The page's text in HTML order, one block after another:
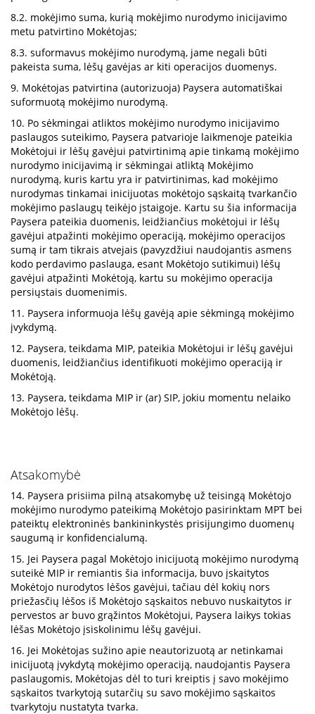
8.2. mokėjimo suma, kurią mokėjimo nurodymo inicijavimo
metu patvirtino Mokėtojas;
8.3. suformavus mokėjimo nurodymą, jame negali būti
pakeista suma, lėšų gavėjas ar kiti operacijos duomenys.
9. Mokėtojas patvirtina (autorizuoja) Paysera automatiškai
suformuotą mokėjimo nurodymą.
10. Po sėkmingai atliktos mokėjimo nurodymo inicijavimo
paslaugos suteikimo, Paysera patvarioje laikmenoje pateikia
Mokėtojui ir lėšų gavėjui patvirtinimą apie tinkamą mokėjimo
nurodymo inicijavimą ir sėkmingai atliktą Mokėjimo
nurodymą, kuris kartu yra ir patvirtinimas, kad mokėjimo
nurodymas tinkamai inicijuotas mokėtojo sąskaitą tvarkančio
mokėjimo paslaugų teikėjo įstaigoje. Kartu su šia informacija
Paysera pateikia duomenis, leidžiančius mokėtojui ir lėšų
gavėjui atpažinti mokėjimo operaciją, mokėjimo operacijos
sumą ir tam tikrais atvejais (pavyzdžiui naudojantis asmens
kodo perdavimo paslauga, esant Mokėtojo sutikimui) lėšų
gavėjui atpažinti Mokėtoją, kartu su mokėjimo operacija
persiųstais duomenimis.
11. Paysera informuoja lėšų gavėją apie sėkmingą mokėjimo
įvykdymą.
12. Paysera, teikdama MIP, pateikia Mokėtojui ir lėšų gavėjui
duomenis, leidžiančius identifikuoti mokėjimo operaciją ir
Mokėtoją.
13. Paysera, teikdama MIP ir (ar) SIP, jokiu momentu nelaiko
Mokėtojo lėšų.
Atsakomybė
14. Paysera prisiima pilną atsakomybę už teisingą Mokėtojo
mokėjimo nurodymo pateikimą Mokėtojo pasirinktam MPT bei
pateiktų elektroninės bankininkystės prisijungimo duomenų
saugumą ir konfidencialumą.
15. Jei Paysera pagal Mokėtojo inicijuotą mokėjimo nurodymą
suteikė MIP ir remiantis šia informacija, buvo įskaitytos
Mokėtojo nurodytos lėšos gavėjui, tačiau dėl kokių nors
priežasčių lėšos iš Mokėtojo sąskaitos nebuvo nuskaitytos ir
pervestos ar buvo grąžintos Mokėtojui, Paysera laikys tokias
lėšas Mokėtojo įsiskolinimu lėšų gavėjui.
16. Jei Mokėtojas sužino apie neautorizuotą ar netinkamai
inicijuotą įvykdytą mokėjimo operaciją, naudojantis Paysera
paslaugomis, Mokėtojas dėl to turi kreiptis į savo mokėjimo
sąskaitos tvarkytoją sutarčių su savo mokėjimo sąskaitos
tvarkytoju nustatyta tvarka.